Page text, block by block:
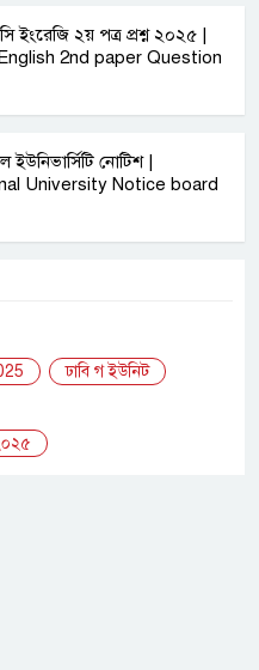
ইংরেজি ২য় পত্র প্রশ্ন ২০২৫ |
2nd paper Question
ইউনিভার্সিটি নোটিশ |
University Notice board
ঢাবি গ ইউনিট